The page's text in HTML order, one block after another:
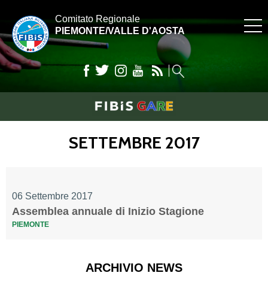
Comitato Regionale
PIEMONTE/VALLE D'AOSTA
SETTEMBRE 2017
06 Settembre 2017
Assemblea annuale di Inizio Stagione
PIEMONTE
ARCHIVIO NEWS